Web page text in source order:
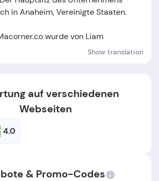
in Anaheim, Vereinigte Staaten.
wurde von Liam
Show translation
auf verschiedenen
Webseiten
4.0
& Promo-Codes